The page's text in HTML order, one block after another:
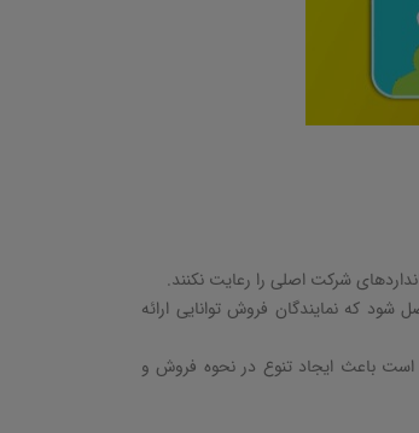
شرکت اصلی را رعایت نکنند.
که نمایندگان فروش توانایی ارائه
باعث ایجاد تنوع در نحوه فروش و